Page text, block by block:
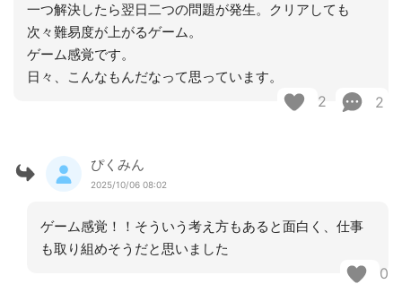
一つ解決したら翌日二つの問題が発生。クリアしても
次々難易度が上がるゲーム。
ゲーム感覚です。
日々、こんなもんだなって思っています。
2 2
ぴくみん
2025/10/06 08:02
ゲーム感覚！！そういう考え方もあると面白く、仕事
も取り組めそうだと思いました
0